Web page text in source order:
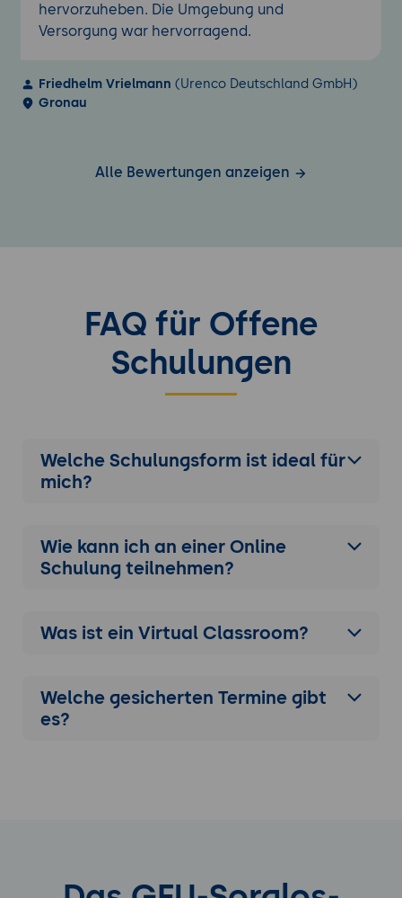
hervorzuheben. Die Umgebung und
Versorgung war hervorragend.
Friedhelm Vrielmann (Urenco Deutschland GmbH)
Gronau
Alle Bewertungen anzeigen
FAQ für Offene
Schulungen
Welche Schulungsform ist ideal für
mich?
Wie kann ich an einer Online
Schulung teilnehmen?
Was ist ein Virtual Classroom?
Welche gesicherten Termine gibt
es?